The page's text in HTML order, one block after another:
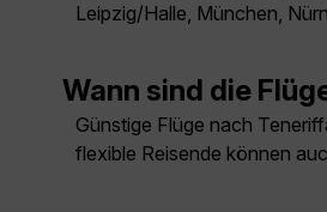
Leipzig/Halle, München,
Wann sind die
Günstige Flüge nach
flexible Reisende können